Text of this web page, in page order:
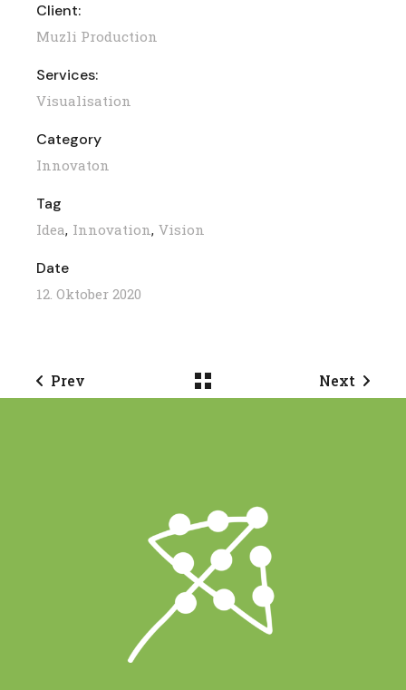
Client:
Muzli Production
Services:
Visualisation
Category
Innovaton
Tag
Idea Innovation Vision
Date
12. Oktober 2020
Prev Next